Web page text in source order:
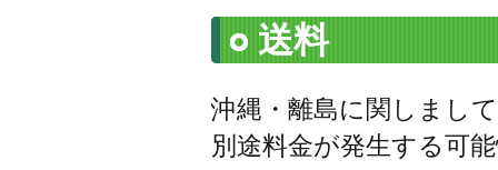
送料
沖縄・離島に関しまし
別途料金が発生する可